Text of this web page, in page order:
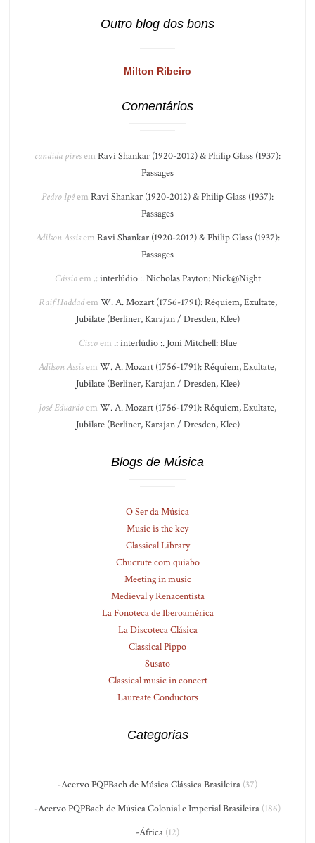
Outro blog dos bons
Milton Ribeiro
Comentários
candida piresem Ravi Shankar (1920-2012) & Philip Glass (1937):
Passages
Pedro Ipêem Ravi Shankar (1920-2012) & Philip Glass (1937):
Passages
Adilson Assisem Ravi Shankar (1920-2012) & Philip Glass (1937):
Passages
Cássioem .: interlúdio :. Nicholas Payton: Nick@Night
Raif Haddadem W. A. Mozart (1756-1791): Réquiem, Exultate,
Jubilate (Berliner, Karajan / Dresden, Klee)
Ciscoem .: interlúdio :. Joni Mitchell: Blue
Adilson Assisem W. A. Mozart (1756-1791): Réquiem, Exultate,
Jubilate (Berliner, Karajan / Dresden, Klee)
José Eduardoem W. A. Mozart (1756-1791): Réquiem, Exultate,
Jubilate (Berliner, Karajan / Dresden, Klee)
Blogs de Música
O Ser da Música
Music is the key
Classical Library
Chucrute com quiabo
Meeting in music
Medieval y Renacentista
La Fonoteca de Iberoamérica
La Discoteca Clásica
Classical Pippo
Susato
Classical music in concert
Laureate Conductors
Categorias
-Acervo PQPBach de Música Clássica Brasileira (37)
-Acervo PQPBach de Música Colonial e Imperial Brasileira (186)
-África (12)